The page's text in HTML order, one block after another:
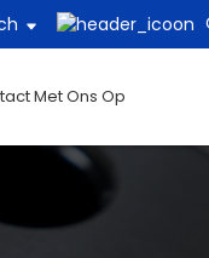
Met Ons Op